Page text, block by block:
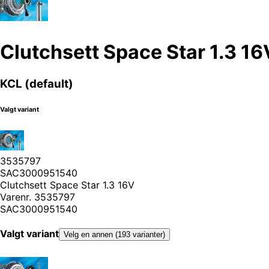
Clutchsett Space Star 1.3
KCL (default)
Valgt variant
3535797
SAC3000951540
Clutchsett Space Star 1.3 16V
Varenr. 3535797
SAC3000951540
Valgt variant Velg en annen (193 varianter)